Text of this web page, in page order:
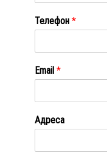
Телефон *
Email *
Адреса